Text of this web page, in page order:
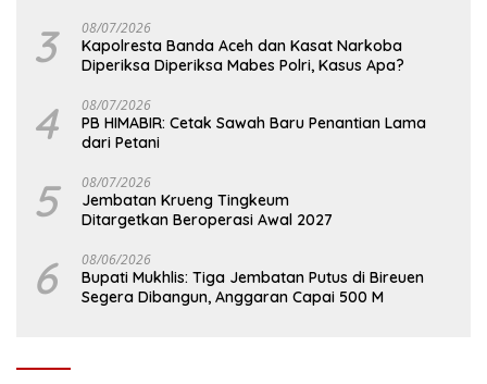
3 08/07/2026
Kapolresta Banda Aceh dan Kasat Narkoba
Diperiksa Diperiksa Mabes Polri, Kasus Apa?
4 08/07/2026
PB HIMABIR: Cetak Sawah Baru Penantian Lama
dari Petani
5 08/07/2026
Jembatan Krueng Tingkeum
Ditargetkan Beroperasi Awal 2027
6 08/06/2026
Bupati Mukhlis: Tiga Jembatan Putus di Bireuen
Segera Dibangun, Anggaran Capai 500 M